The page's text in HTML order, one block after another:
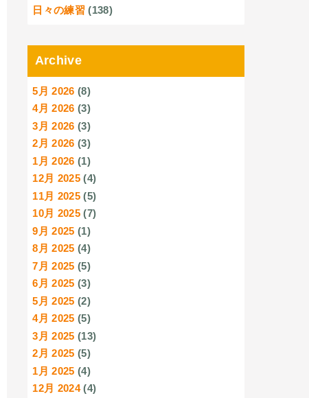
日々の練習 (138)
Archive
5月 2026 (8)
4月 2026 (3)
3月 2026 (3)
2月 2026 (3)
1月 2026 (1)
12月 2025 (4)
11月 2025 (5)
10月 2025 (7)
9月 2025 (1)
8月 2025 (4)
7月 2025 (5)
6月 2025 (3)
5月 2025 (2)
4月 2025 (5)
3月 2025 (13)
2月 2025 (5)
1月 2025 (4)
12月 2024(4)